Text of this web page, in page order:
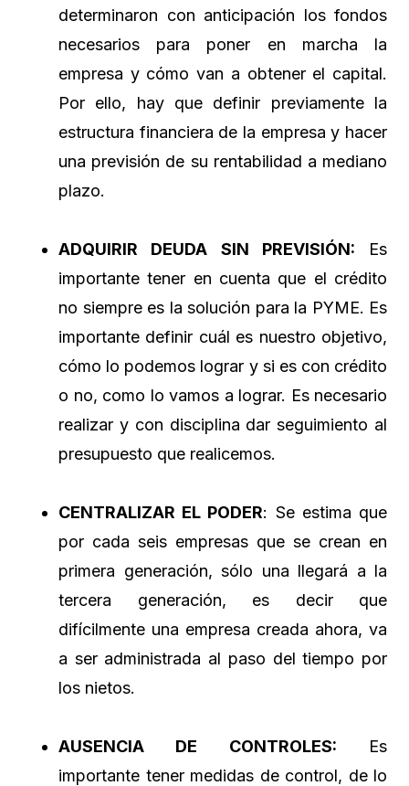
determinaron con anticipación los fondos
necesarios para poner en marcha la
empresa y cómo van a obtener el capital.
Por ello, hay que definir previamente la
estructura financiera de la empresa y hacer
una previsión de su rentabilidad a mediano
plazo.
ADQUIRIR DEUDA SIN PREVISIÓN:
Es
importante tener en cuenta que el crédito
no siempre es la solución para la PYME. Es
importante definir cuál es nuestro objetivo,
cómo lo podemos lograr y si es con crédito
o no, como lo vamos a lograr. Es necesario
realizar y con disciplina dar seguimiento al
presupuesto que realicemos.
CENTRALIZAR EL PODER: Se estima que
por cada seis empresas que se crean en
primera generación, sólo una llegará a la
tercera generación, es decir que
difícilmente una empresa creada ahora, va
a ser administrada al paso del tiempo por
los nietos.
AUSENCIA DE CONTROLES: Es
importante tener medidas de control, de lo